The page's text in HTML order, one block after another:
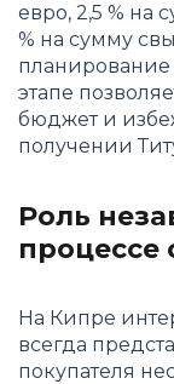
евро, 2,5 % на
% на сумму
планирование
этапе
бюджет и
получении
Роль
процессе
На Кипре
всегда
покупателя